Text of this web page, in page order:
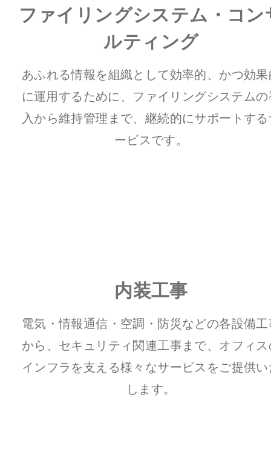
ファイリングシステム・コン
ルティング
あふれる情報を組織として効率的、かつ効果
に運用するために、 ファイリングシステムの
入から維持管理まで、継続的にサポートする
ービスです。
内装工事
電気・情報通信・空調・防災などの各設備工
から、 セキュリティ関連工事まで、オフィス
インフラを支える様々なサービスをご提供い
します。